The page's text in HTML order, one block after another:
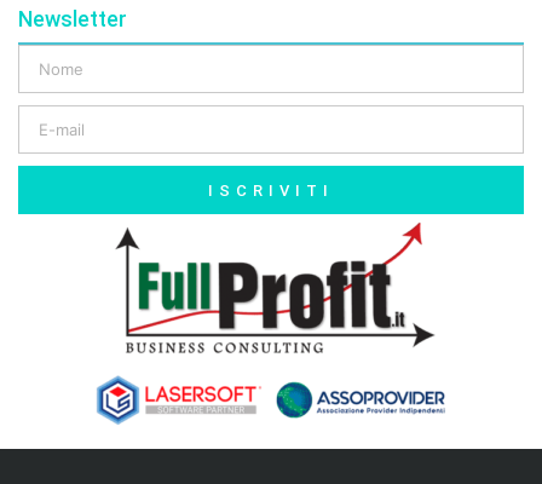
Newsletter
ISCRIVITI